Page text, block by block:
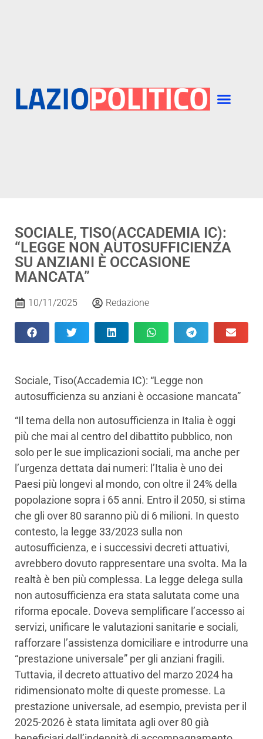
SOCIALE, TISO(ACCADEMIA IC):
“LEGGE NON AUTOSUFFICIENZA
SU ANZIANI È OCCASIONE
MANCATA”
10/11/2025 Redazione
Sociale, Tiso(Accademia IC): “Legge non
autosufficienza su anziani è occasione mancata”
“Il tema della non autosufficienza in Italia è oggi
più che mai al centro del dibattito pubblico, non
solo per le sue implicazioni sociali, ma anche per
l’urgenza dettata dai numeri: l’Italia è uno dei
Paesi più longevi al mondo, con oltre il 24% della
popolazione sopra i 65 anni. Entro il 2050, si stima
che gli over 80 saranno più di 6 milioni. In questo
contesto, la legge 33/2023 sulla non
autosufficienza, e i successivi decreti attuativi,
avrebbero dovuto rappresentare una svolta. Ma la
realtà è ben più complessa. La legge delega sulla
non autosufficienza era stata salutata come una
riforma epocale. Doveva semplificare l’accesso ai
servizi, unificare le valutazioni sanitarie e sociali,
rafforzare l’assistenza domiciliare e introdurre una
“prestazione universale” per gli anziani fragili.
Tuttavia, il decreto attuativo del marzo 2024 ha
ridimensionato molte di queste promesse. La
prestazione universale, ad esempio, prevista per il
2025-2026 è stata limitata agli over 80 già